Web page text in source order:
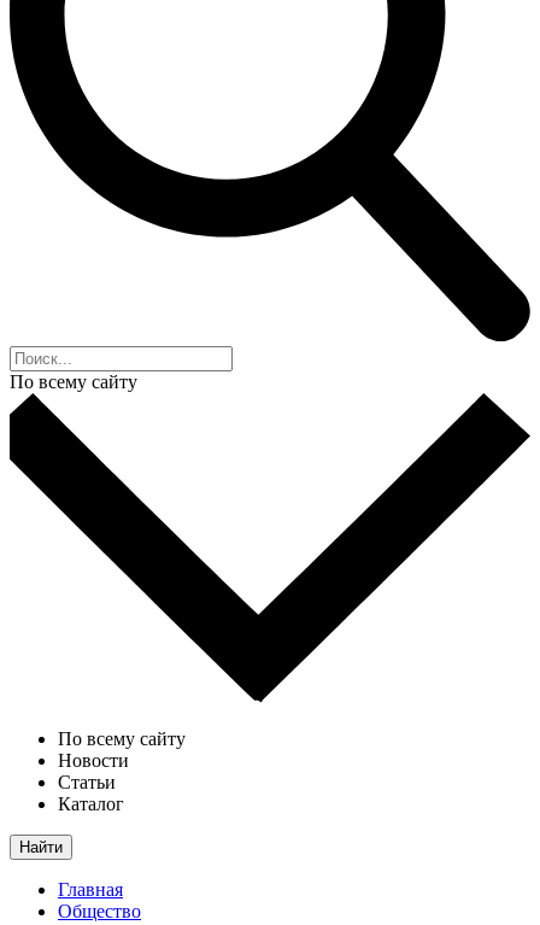
По всему сайту
По всему сайту
Новости
Статьи
Каталог
Найти
Главная
Общество